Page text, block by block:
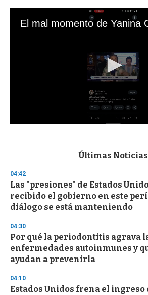
s
d
s
o
f
3
s
e
c
o
n
Últimas Noticias
04:42
Las "presiones" de Estados
recibido el gobierno en este
diálogo se está manteniendo
04:30
Por qué la periodontitis agrava
enfermedades autoinmunes y
ayudan a prevenirla
04:10
Estados Unidos frena el ingreso